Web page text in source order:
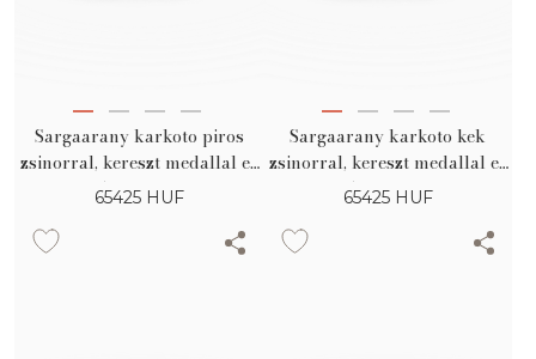
Sargaarany karkoto piros
zsinorral, kereszt medallal es
0.005ct gyemanttal
65425 HUF
Sargaarany karkoto kek
zsinorral, kereszt medallal es
0.005ct gyemanttal
65425 HUF